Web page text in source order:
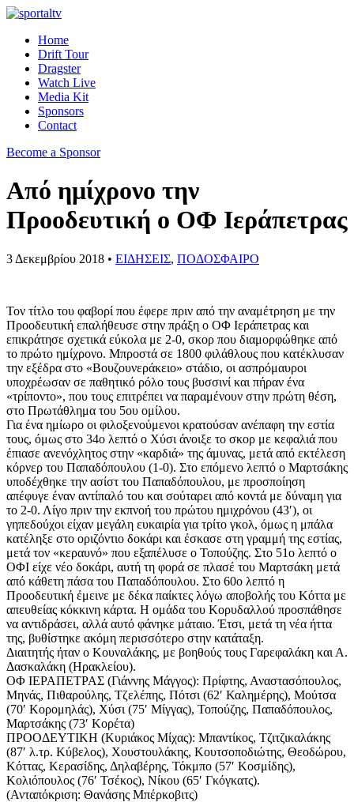
Home
Drift Tour
Dragster
Watch Live
Media Kit
Sponsors
Contact
Become a Sponsor
Από ημίχρονο την
Προοδευτική ο ΟΦ Ιεράπετρας
3 Δεκεμβρίου 2018 • ΕΙΔΗΣΕΙΣ, ΠΟΔΟΣΦΑΙΡΟ
Τον τίτλο του φαβορί που έφερε πριν από την αναμέτρηση με την
Προοδευτική επαλήθευσε στην πράξη ο ΟΦ Ιεράπετρας και
επικράτησε σχετικά εύκολα με 2-0, σκορ που διαμορφώθηκε από
το πρώτο ημίχρονο. Μπροστά σε 1800 φιλάθλους που κατέκλυσαν
την εξέδρα στο «Βουζουνεράκειο» στάδιο, οι ασπρόμαυροι
υποχρέωσαν σε παθητικό ρόλο τους βυσσινί και πήραν ένα
«τρίποντο», που τους επιτρέπει να παραμένουν στην πρώτη θέση,
στο Πρωτάθλημα του 5ου ομίλου.
Για ένα ημίωρο οι φιλοξενούμενοι κρατούσαν ανέπαφη την εστία
τους, όμως στο 34ο λεπτό ο Χύσι άνοιξε το σκορ με κεφαλιά που
έπιασε ανενόχλητος στην «καρδιά» της άμυνας, μετά από εκτέλεση
κόρνερ του Παπαδόπουλου (1-0). Στο επόμενο λεπτό ο Μαρτσάκης
υποδέχθηκε την ασίστ του Παπαδόπουλου, με προσποίηση
απέφυγε έναν αντίπαλό του και σούταρει από κοντά με δύναμη για
το 2-0. Λίγο πριν την εκπνοή του πρώτου ημιχρόνου (43′), οι
γηπεδούχοι είχαν μεγάλη ευκαιρία για τρίτο γκολ, όμως η μπάλα
κατέληξε στο οριζόντιο δοκάρι και έσκασε στη γραμμή της εστίας,
μετά τον «κεραυνό» που εξαπέλυσε ο Τοπούζης. Στο 51ο λεπτό ο
ΟΦΙ είχε νέο δοκάρι, αυτή τη φορά σε πλασέ του Μαρτσάκη μετά
από κάθετη πάσα του Παπαδόπουλου. Στο 60ο λεπτό η
Προοδευτική έμεινε με δέκα παίκτες λόγω αποβολής του Κόττα με
απευθείας κόκκινη κάρτα. Η ομάδα του Κορυδαλλού προσπάθησε
να αντιδράσει, αλλά αυτό φάνηκε μάταιο. Έτσι, μετά τη νέα ήττα
της, βυθίστηκε ακόμη περισσότερο στην κατάταξη.
Διαιτητής ήταν ο Κουναλάκης, με βοηθούς τους Γαρεφαλάκη και Α.
Δασκαλάκη (Ηρακλείου).
ΟΦ ΙΕΡΑΠΕΤΡΑΣ (Γιάννης Μάγγος): Πρίφτης, Αναστασόπουλος,
Μηνάς, Πιθαρούλης, Τζελέπης, Πότσι (62′ Καλημέρης), Μούτσα
(70′ Κορομηλάς), Χύσι (75′ Μίγγας), Τοπούζης, Παπαδόπουλος,
Μαρτσάκης (73′ Κορέτα)
ΠΡΟΟΔΕΥΤΙΚΗ (Κυριάκος Μίχας): Μπαντίκος, Τζιτζικαλάκης
(87′ λ.τρ. Κύβελος), Χουστουλάκης, Κουτσοποδιώτης, Θεοδώρου,
Κόττας, Κερασίδης, Δηλαβέρης, Τόκμπο (57′ Κοσμίδης),
Κολιόπουλος (76′ Τσέκος), Νίκου (65′ Γκόγκατς).
(Ανταπόκριση: Θανάσης Μπέρκοβιτς)